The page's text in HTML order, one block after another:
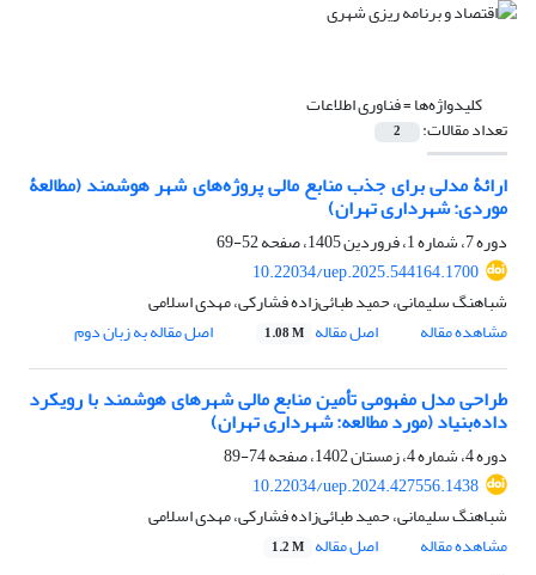
کلیدواژه‌ها =فناوری اطلاعات
تعداد مقالات: 2
ارائۀ مدلی برای جذب منابع مالی پروژه‌های شهر هوشمند (مطالعۀ
موردی: شهرداری تهران)
دوره 7، شماره 1، فروردین 1405، صفحه
52-69
10.22034/uep.2025.544164.1700
شباهنگ سلیمانی، حمید طبائی‌زاده فشارکی، مهدی اسلامی
مشاهده مقاله
اصل مقاله 1.08 M اصل مقاله به زبان دوم
طراحی مدل مفهومی تأمین منابع مالی شهرهای هوشمند با رویکرد
داده‌بنیاد (مورد مطالعه: شهرداری تهران)
دوره 4، شماره 4، زمستان 1402، صفحه
74-89
10.22034/uep.2024.427556.1438
شباهنگ سلیمانی، حمید طبائی‌زاده فشارکی، مهدی اسلامی
مشاهده مقاله
اصل مقاله 1.2 M